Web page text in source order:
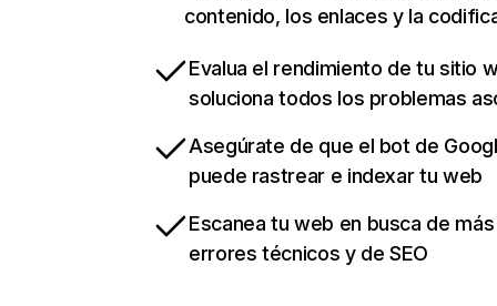
contenido, los enlaces y la
Evalua el rendimiento de tu sitio
soluciona todos los problemas
Asegúrate de que el bot de
puede rastrear e indexar tu web
Escanea tu web en busca de
errores técnicos y de SEO